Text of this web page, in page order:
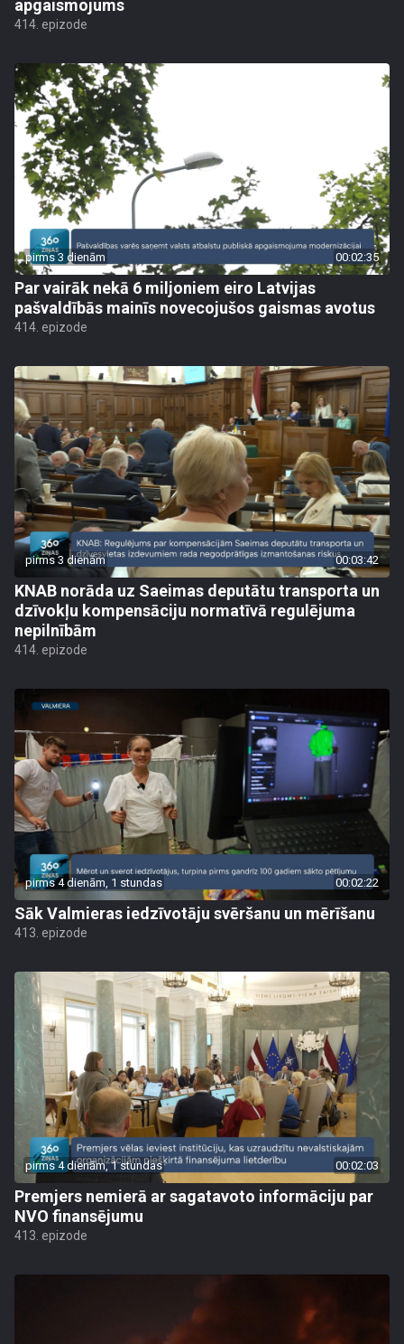
apgaismojums
414. epizode
pirms 3 dienām 00:02:35
Par vairāk nekā 6 miljoniem eiro Latvijas
pašvaldībās mainīs novecojušos gaismas avotus
414. epizode
pirms 3 dienām 00:03:42
KNAB norāda uz Saeimas deputātu transporta un
dzīvokļu kompensāciju normatīvā regulējuma
nepilnībām
414. epizode
pirms 4 dienām, 1 stundas 00:02:22
Sāk Valmieras iedzīvotāju svēršanu un mērīšanu
413. epizode
pirms 4 dienām, 1 stundas 00:02:03
Premjers nemierā ar sagatavoto informāciju par
NVO finansējumu
413. epizode